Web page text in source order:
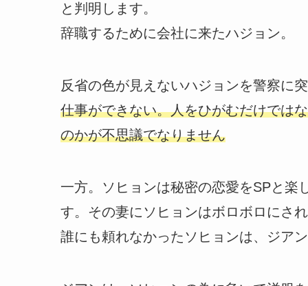
と判明します。
辞職するために会社に来たハジョン。
反省の色が見えないハジョンを警察に
仕事ができない。人をひがむだけでは
のかが不思議でなりません
一方。ソヒョンは秘密の恋愛をSPと楽
す。その妻にソヒョンはボロボロにさ
誰にも頼れなかったソヒョンは、ジア